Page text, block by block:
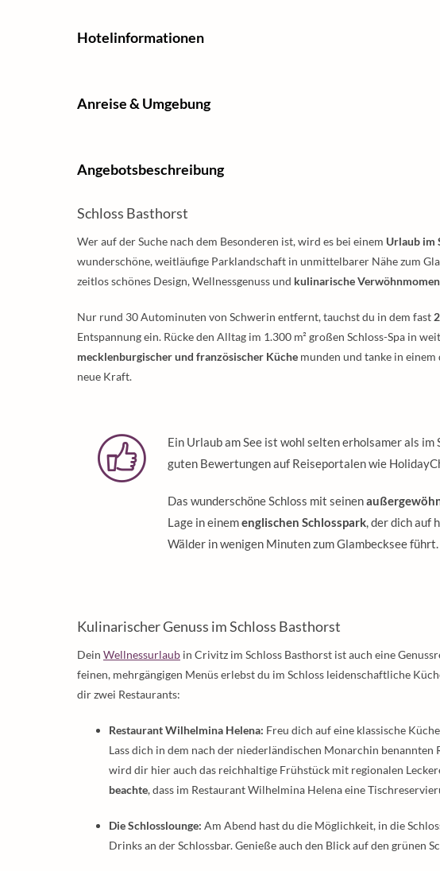
Hotelinformationen
Anreise & Umgebung
Angebotsbeschreibung
Schloss Basthorst
Wer auf der Suche nach dem Besonderen ist, wird es bei einem Urlaub im
wunderschöne, weitläufige Parklandschaft in unmittelbarer Nähe zum
zeitlos schönes Design, Wellnessgenuss und kulinarische
Nur rund 30 Autominuten von Schwerin entfernt, tauchst du in dem fast
Entspannung ein. Rücke den Alltag im 1.300 m² großen Schloss-Spa in
mecklenburgischer und französischer Küche munden und tanke in
neue Kraft.
Ein Urlaub am See ist wohl selten erholsamer als
guten Bewertungen auf Reiseportalen wie
Das wunderschöne Schloss mit seinen
Lage in einemenglischen Schlosspark, der dich auf
Wälder in wenigen Minuten zum Glambecksee führt.
Kulinarischer Genuss im Schloss Basthorst
Dein Wellnessurlaub in Crivitz im Schloss Basthorst ist auch eine
feinen, mehrgängigen Menüs erlebst du im Schloss leidenschaftliche
dir zwei Restaurants:
Restaurant Wilhelmina Helena: Freu dich auf eine klassische
Lass dich in dem nach der niederländischen Monarchin
wird dir hier auch das reichhaltige Frühstück mit regionalen
beachte, dass im Restaurant Wilhelmina Helena eine
Die Schlosslounge: Am Abend hast du die Möglichkeit, in die
Drinks an der Schlossbar. Genieße auch den Blick auf den grünen